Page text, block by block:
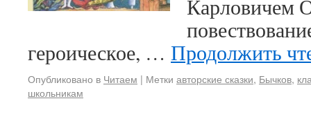
Карловичем
героическое, … Продолжить
Опубликовано в Читаем | Метки авторские сказки, Бычков,
школьникам